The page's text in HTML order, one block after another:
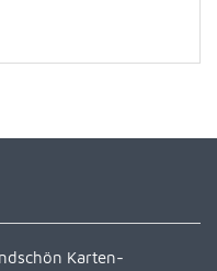
Karten-